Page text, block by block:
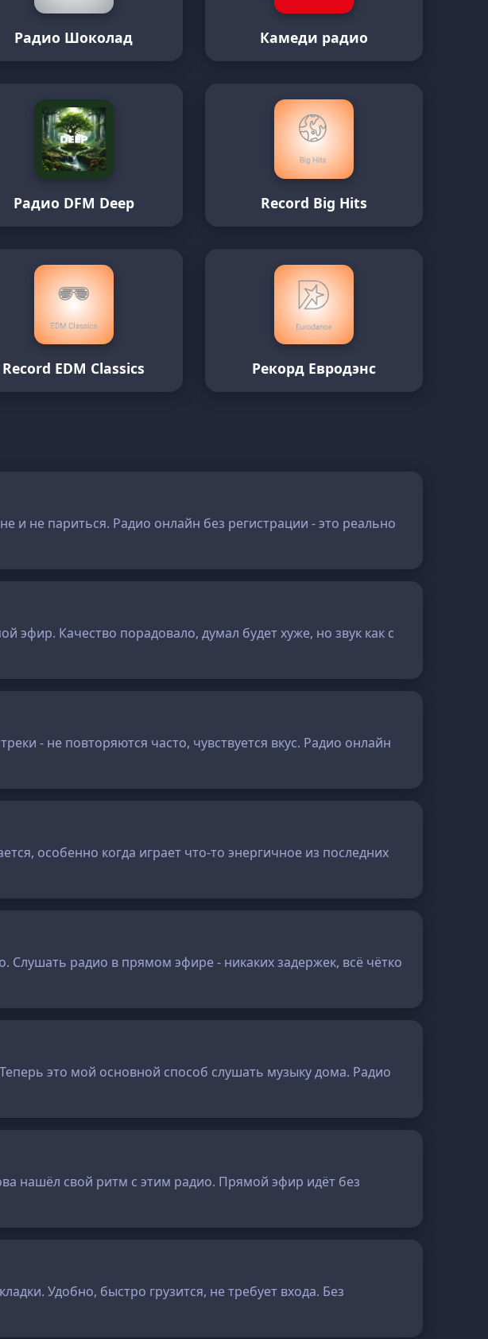
Радио Шоколад Камеди радио
Радио DFM Deep Record Big Hits
Record EDM Classics Рекорд Евродэнс
не париться. Радио онлайн без регистрации - это реально
эфир. Качество порадовало, думал будет хуже, но звук как с
- не повторяются часто, чувствуется вкус. Радио онлайн
особенно когда играет что-то энергичное из последних
радио в прямом эфире - никаких задержек, всё чётко
это мой основной способ слушать музыку дома. Радио
нашёл свой ритм с этим радио. Прямой эфир идёт без
Удобно, быстро грузится, не требует входа. Без